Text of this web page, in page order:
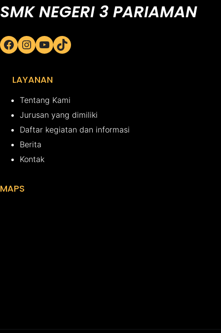
SMK NEGERI 3 PARIAMAN
Facebook Instagram YouTube TikTok
LAYANAN
Tentang Kami
Jurusan yang dimiliki
Daftar kegiatan dan informasi
Berita
Kontak
MAPS